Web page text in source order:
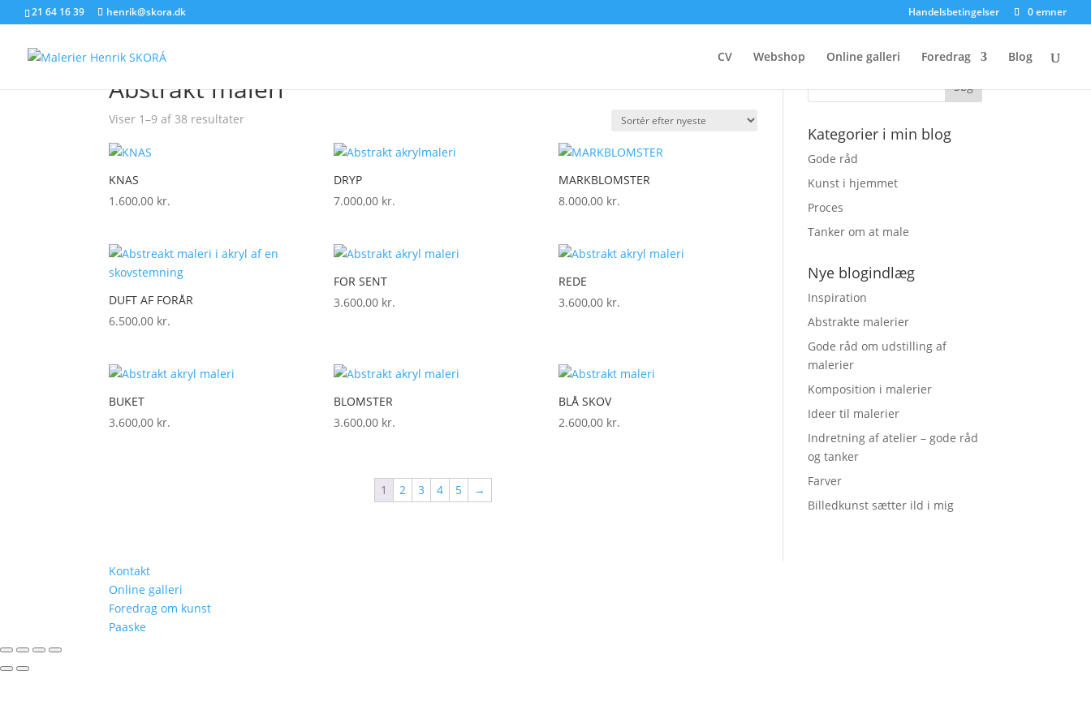
21 64 16 39 henrik@skora.dk Handelsbetingelser 0 emner
CV Webshop Online galleri Foredrag Blog
Forside/ Varer tagged “Abstrakt maleri”
Abstrakt maleri
Viser 1–9 af 38 resultaterSorteret
KNAS
1.600,00 kr.
DRYP
7.000,00 kr.
MARKBLOMSTER
8.000,00 kr.
DUFT AF FORÅR
6.500,00 kr.
FOR SENT
3.600,00 kr.
REDE
3.600,00 kr.
BUKET
3.600,00 kr.
BLOMSTER
3.600,00 kr.
BLÅ SKOV
2.600,00 kr.
1 2 3 4 5 →
Søg på skora.dk
Kategorier i min blog
Gode råd
Kunst i hjemmet
Proces
Tanker om at male
Nye blogindlæg
Inspiration
Abstrakte malerier
Gode råd om udstilling af
malerier
Komposition i malerier
Ideer til malerier
Indretning af atelier – gode råd
og tanker
Farver
Billedkunst sætter ild i mig
Kontakt
Online galleri
Foredrag om kunst
Paaske